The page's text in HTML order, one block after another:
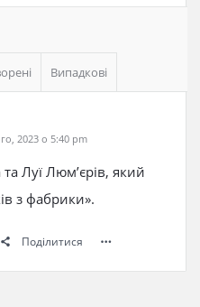
Випадкові
2023 о 5:40 pm
Луї Люм’єрів, який
з фабрики».
Поділитися